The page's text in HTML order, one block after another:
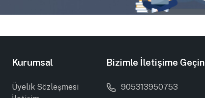
Kurumsal
Üyelik Sözleşmesi
Bizimle İletişime Geçin
905313950753